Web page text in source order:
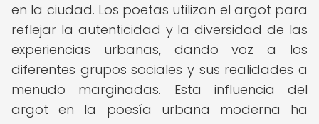
en la ciudad. Los poetas utilizan el argot para
reflejar la autenticidad y la diversidad de las
experiencias urbanas, dando voz a los
diferentes grupos sociales y sus realidades a
menudo marginadas. Esta influencia del
argot en la poesía urbana moderna ha